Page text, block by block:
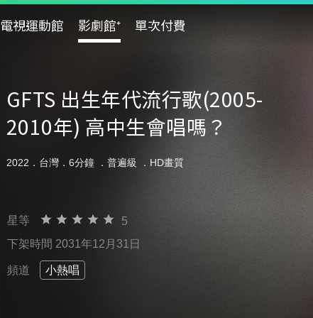
電視運動館 影劇館⁺ 單次付費
GFTS 出生年代流行歌(2005-
2010年) 高中生會唱嗎？
2022．台灣．6分鐘 ． 普遍級 ．HD畫質
星等
5
下架時間 2031年12月31日
頻道 小熱唱